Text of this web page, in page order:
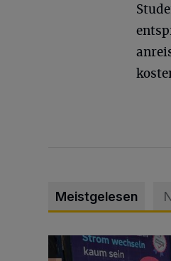
Meistgelesen
Schwerer Unfall mit